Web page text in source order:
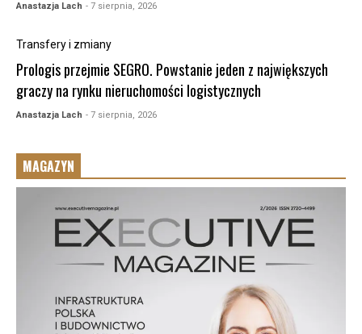
Anastazja Lach - 7 sierpnia, 2026
Transfery i zmiany
Prologis przejmie SEGRO. Powstanie jeden z największych
graczy na rynku nieruchomości logistycznych
Anastazja Lach - 7 sierpnia, 2026
MAGAZYN